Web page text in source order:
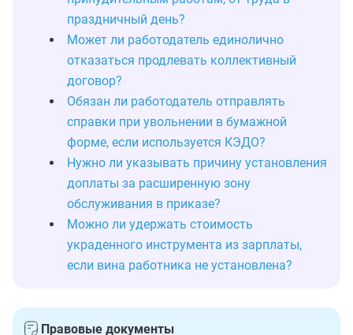
праздничный день?
Может ли работодатель единолично
отказаться продлевать коллективный
договор?
Обязан ли работодатель отправлять
справки при увольнении в бумажной
форме, если используется КЭДО?
Нужно ли указывать причину установления
доплаты за расширенную зону
обслуживания в приказе?
Можно ли удержать стоимость
украденного инструмента из зарплаты,
если вина работника не установлена?
Правовые документы